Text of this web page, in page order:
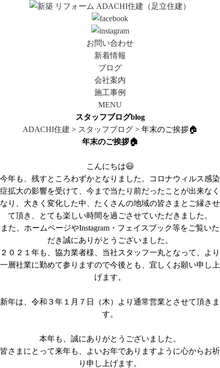
お問い合わせ
新着情報
ブログ
会社案内
施工事例
MENU
スタッフブログblog
ADACHI住建 > スタッフブログ > 年末のご挨拶🏠
年末のご挨拶🏠
こんにちは😃
今年も、残すところわずかとなりました。コロナウィルス感染
症拡大の影響を受けて、今まで当たり前だったことが出来なく
なり、大きく変化した中、 たくさんの地域の皆さまとご縁させ
て頂き、とても楽しい時間を過ごさせていただきました。
また、ホームページやInstagram・フェイスブック等をご覧いた
だき誠にありがとうございました。
２０２１年も、協力業者様、当社スタッフ一丸となって、より
一層社業に勤めて参りますので今後とも、宜しくお願い申し上
げます。
新年は、令和３年１月７日（木）より通常営業とさせて頂きま
す。
本年も、誠にありがとうございました。
皆さまにとって来年も、よいお年でありますように心からお祈
り申し上げます。